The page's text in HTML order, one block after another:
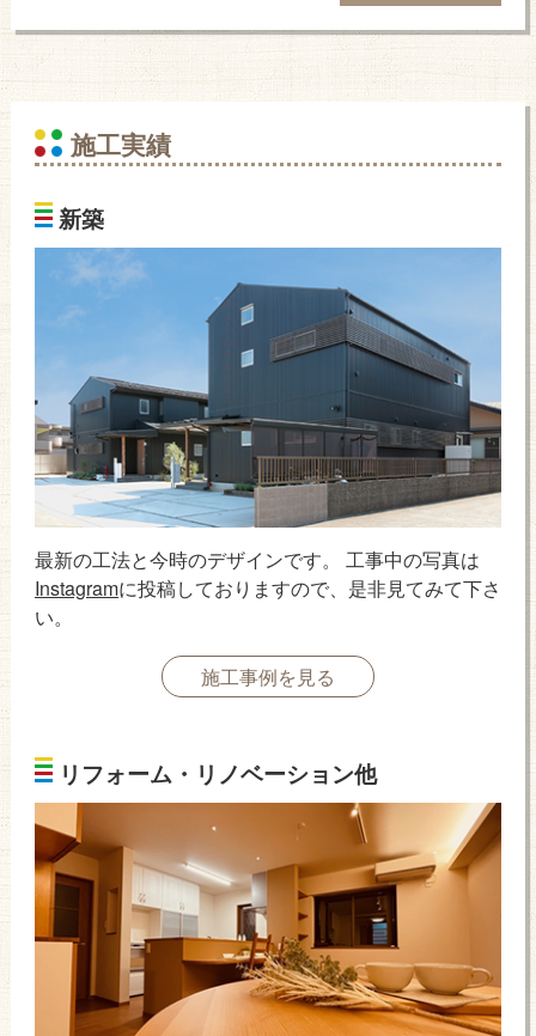
施工実績
新築
最新の工法と今時のデザインです。 工事中の写真は
Instagramに投稿しておりますので、是非見てみて下さ
い。
施工事例を見る
リフォーム・リノベーション他